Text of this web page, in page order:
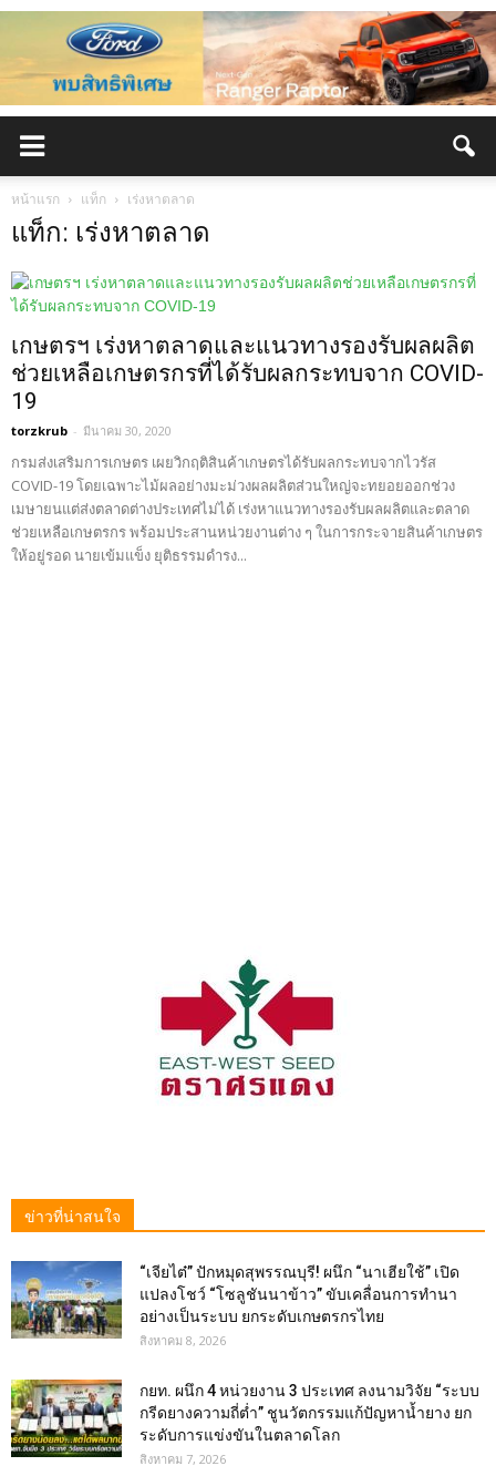
หน้าแรก แท็ก เร่งหาตลาด
แท็ก: เร่งหาตลาด
เกษตรฯ เร่งหาตลาดและแนวทางรองรับผลผลิต
ช่วยเหลือเกษตรกรที่ได้รับผลกระทบจาก COVID-
19
torzkrub - มีนาคม 30, 2020
กรมส่งเสริมการเกษตร เผยวิกฤติสินค้าเกษตรได้รับผลกระทบจากไวรัส
COVID-19 โดยเฉพาะไม้ผลอย่างมะม่วงผลผลิตส่วนใหญ่จะทยอยออกช่วง
เมษายนแต่ส่งตลาดต่างประเทศไม่ได้ เร่งหาแนวทางรองรับผลผลิตและตลาด
ช่วยเหลือเกษตรกร พร้อมประสานหน่วยงานต่าง ๆ ในการกระจายสินค้าเกษตร
ให้อยู่รอด นายเข้มแข็ง ยุติธรรมดำรง...
ข่าวที่น่าสนใจ
“เจียไต๋” ปักหมุดสุพรรณบุรี! ผนึก “นาเฮียใช้” เปิด
แปลงโชว์ “โซลูชันนาข้าว” ขับเคลื่อนการทำนา
อย่างเป็นระบบ ยกระดับเกษตรกรไทย
สิงหาคม 8, 2026
กยท. ผนึก 4 หน่วยงาน 3 ประเทศ ลงนามวิจัย “ระบบ
กรีดยางความถี่ต่ำ” ชูนวัตกรรมแก้ปัญหาน้ำยาง ยก
ระดับการแข่งขันในตลาดโลก
สิงหาคม 7, 2026